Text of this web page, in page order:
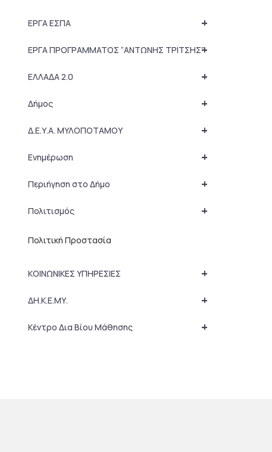
+
ΕΡΓΑ ΕΣΠΑ
+
ΕΡΓΑ ΠΡΟΓΡΑΜΜΑΤΟΣ “ΑΝΤΩΝΗΣ ΤΡΙΤΣΗΣ”
+
ΕΛΛΑΔΑ 2.0
+
Δήμος
+
Δ.Ε.Υ.Α. ΜΥΛΟΠΟΤΑΜΟΥ
+
Ενημέρωση
+
Περιήγηση στο Δήμο
+
Πολιτισμός
Πολιτική Προστασία
+
ΚΟΙΝΩΝΙΚΕΣ ΥΠΗΡΕΣΙΕΣ
+
ΔΗ.Κ.Ε.ΜΥ.
+
Κέντρο Δια Βίου Μάθησης